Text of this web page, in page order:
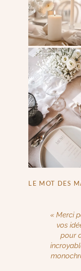
LE MOT DES
« Merci
vos
pour